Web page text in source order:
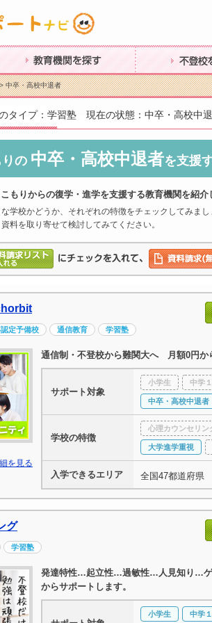
育機関を探す 不登校を知ろう
中卒・高校中退者
タイプ：学習塾 現在の状態：中卒・高校中
の 中卒・高校中退者を支援
もりからの復学・進学を支援する教育機関を紹介
学校かどうか、それぞれの特徴をチェックしてみまし
料を取り寄せて検討してみてください。
定予備校 通信教育 学習塾
を見る
通信制・不登校から難関大へ 月額0円か
サポート対象
小学生 中学
中卒・高校中退者
学校の特徴
心理カウンセリン
大学進学重視
入学できるエリア 全国47都道府県
グ
学習塾
発達特性…起立性…過敏性…人見知り…ゲ
からサポートします。
小学生 中学